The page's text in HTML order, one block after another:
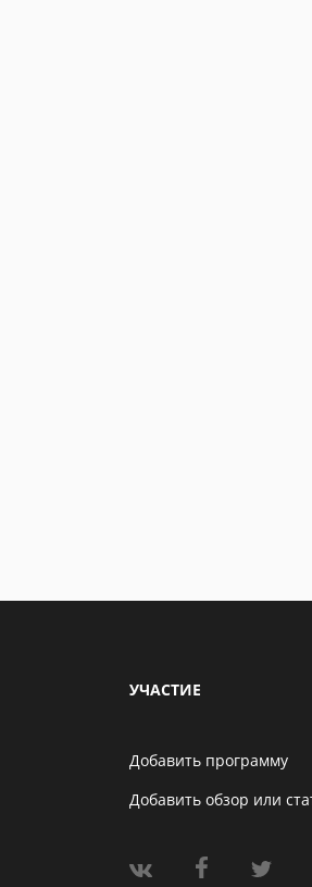
УЧАСТИЕ
Добавить программу
Добавить обзор или